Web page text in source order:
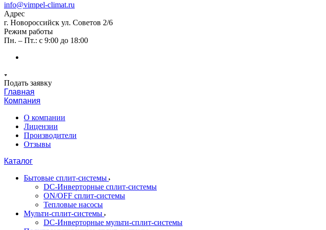
info@vimpel-climat.ru
Адрес
г. Новороссийск ул. Советов 2/6
Режим работы
Пн. – Пт.: с 9:00 до 18:00
Подать заявку
Главная
Компания
О компании
Лицензии
Производители
Отзывы
Каталог
Бытовые сплит-системы
DC-Инверторные сплит-системы
ON/OFF сплит-системы
Тепловые насосы
Мульти-сплит-системы
DC-Инверторные мульти-сплит-системы